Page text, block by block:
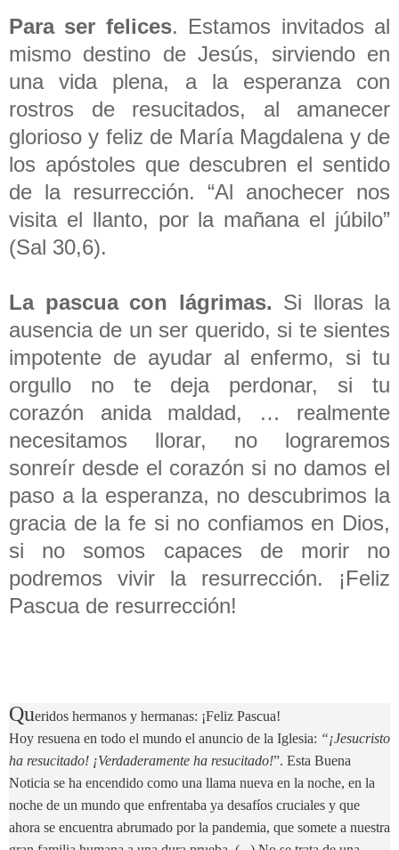
Para ser felices. Estamos invitados al
mismo destino de Jesús, sirviendo en
una vida plena, a la esperanza con
rostros de resucitados, al amanecer
glorioso y feliz de María Magdalena y de
los apóstoles que descubren el sentido
de la resurrección. “Al anochecer nos
visita el llanto, por la mañana el júbilo”
(Sal 30,6).
La pascua con lágrimas. Si lloras la
ausencia de un ser querido, si te sientes
impotente de ayudar al enfermo, si tu
orgullo no te deja perdonar, si tu
corazón anida maldad, … realmente
necesitamos llorar, no lograremos
sonreír desde el corazón si no damos el
paso a la esperanza, no descubrimos la
gracia de la fe si no confiamos en Dios,
si no somos capaces de morir no
podremos vivir la resurrección. ¡Feliz
Pascua de resurrección!
Queridos hermanos y hermanas: ¡Feliz Pascua!
Hoy resuena en todo el mundo el anuncio de la Iglesia: “¡Jesucristo
ha resucitado! ¡Verdaderamente ha resucitado!”. Esta Buena
Noticia se ha encendido como una llama nueva en la noche, en la
noche de un mundo que enfrentaba ya desafíos cruciales y que
ahora se encuentra abrumado por la pandemia, que somete a nuestra